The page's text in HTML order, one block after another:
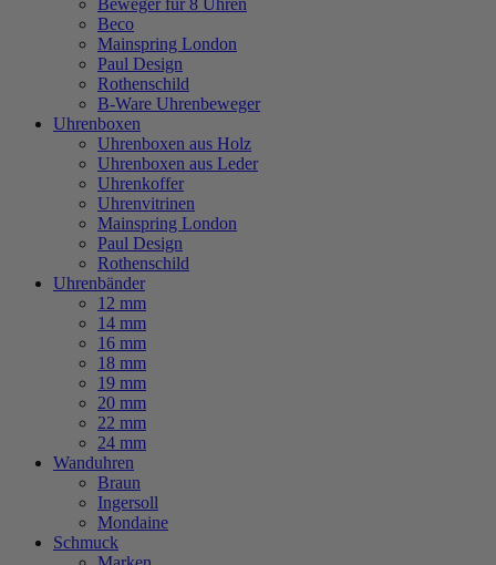
Beweger für 8 Uhren
Beco
Mainspring London
Paul Design
Rothenschild
B-Ware Uhrenbeweger
Uhrenboxen
Uhrenboxen aus Holz
Uhrenboxen aus Leder
Uhrenkoffer
Uhrenvitrinen
Mainspring London
Paul Design
Rothenschild
Uhrenbänder
12 mm
14 mm
16 mm
18 mm
19 mm
20 mm
22 mm
24 mm
Wanduhren
Braun
Ingersoll
Mondaine
Schmuck